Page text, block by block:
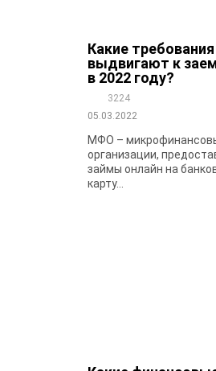
Какие требования
выдвигают к
в 2022 году?
3224
05.03.2022
МФО –
организации,
займы онлайн на
карту...